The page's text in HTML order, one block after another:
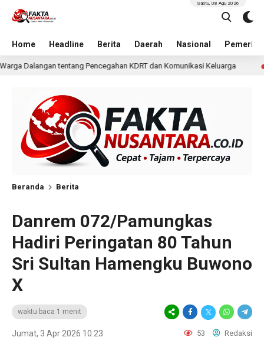
Home Headline Berita Daerah Nasional
Sabtu, 08 Agu 2026
KDRT dan Komunikasi Keluarga 14 jam lalu KKN Undip
Beranda Berita
Danrem 072/Pamungkas
Hadiri Peringatan 80 Tahun
Sri Sultan Hamengku Buwono
X
waktu baca 1 menit
Jumat, 3 Apr 2026 10:23 53 Redaksi